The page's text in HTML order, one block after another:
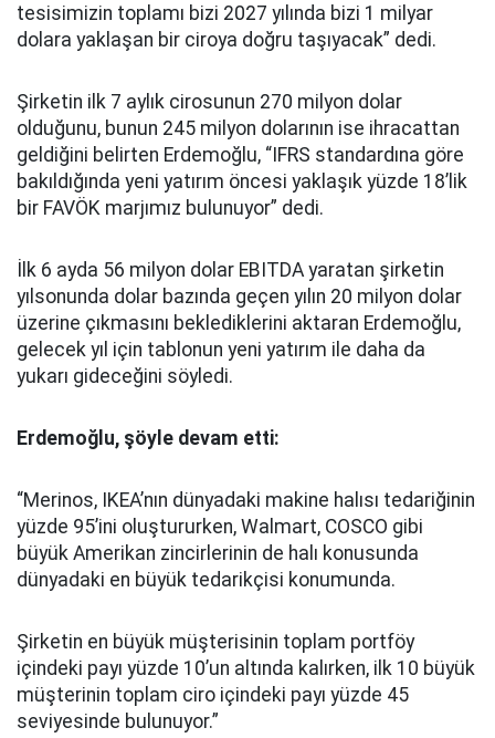
tesisimizin toplamı bizi 2027 yılında bizi 1 milyar
dolara yaklaşan bir ciroya doğru taşıyacak” dedi.
Şirketin ilk 7 aylık cirosunun 270 milyon dolar
olduğunu, bunun 245 milyon dolarının ise ihracattan
geldiğini belirten Erdemoğlu, “IFRS standardına göre
bakıldığında yeni yatırım öncesi yaklaşık yüzde 18’lik
bir FAVÖK marjımız bulunuyor” dedi.
İlk 6 ayda 56 milyon dolar EBITDA yaratan şirketin
yılsonunda dolar bazında geçen yılın 20 milyon dolar
üzerine çıkmasını beklediklerini aktaran Erdemoğlu,
gelecek yıl için tablonun yeni yatırım ile daha da
yukarı gideceğini söyledi.
Erdemoğlu, şöyle devam etti:
“Merinos, IKEA’nın dünyadaki makine halısı tedariğinin
yüzde 95’ini oluştururken, Walmart, COSCO gibi
büyük Amerikan zincirlerinin de halı konusunda
dünyadaki en büyük tedarikçisi konumunda.
Şirketin en büyük müşterisinin toplam portföy
içindeki payı yüzde 10’un altında kalırken, ilk 10 büyük
müşterinin toplam ciro içindeki payı yüzde 45
seviyesinde bulunuyor.”